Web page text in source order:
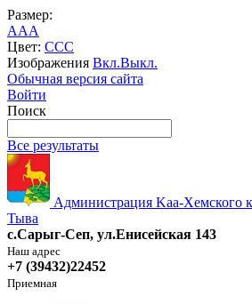
Размер:
AAA
Цвет: CCC
Изображения Вкл.Выкл.
Обычная версия сайта
Войти
Поиск
Все результаты
Администрация Kaa-Хемского
Тыва
с.Сарыг-Сеп, ул.Енисейская 143
Наш адрес
+7 (39432)22452
Приемная